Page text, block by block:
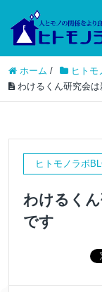
ホーム / ヒトモ
わけるくん研究会
ヒトモノラボ
わけるく
です